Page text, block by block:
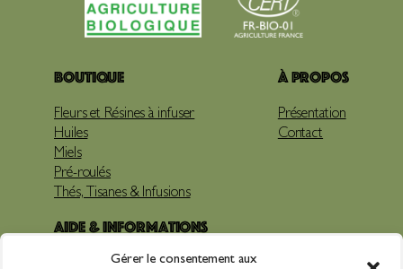
Gérer le consentement aux
Boutique
Fleurs et Résines à infuser
Huiles
Miels
Pré-roulés
Thés, Tisanes & Infusions
À propos
Présentation
Contact
Aide & Informations